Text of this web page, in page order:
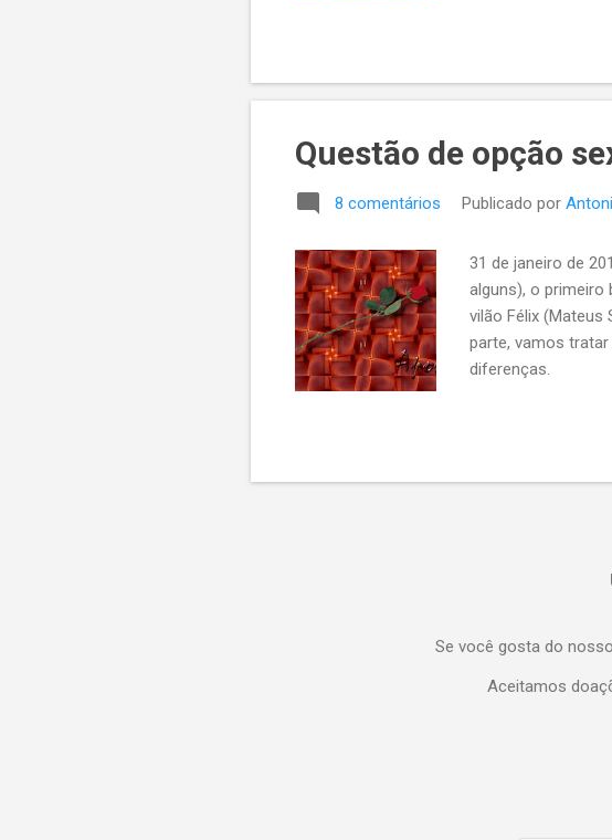
Questão de opção
8 comentários Publicado por
31 de janeiro de
alguns), o primeiro
vilão Félix (Mateus
parte, vamos
diferenças.
Se você gosta do
Aceitamos